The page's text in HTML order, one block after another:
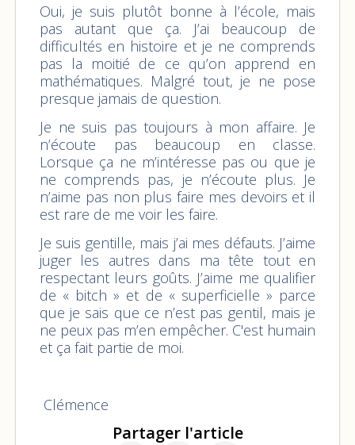
Oui, je suis plutôt bonne à l’école, mais
pas autant que ça. J’ai beaucoup de
difficultés en histoire et je ne comprends
pas la moitié de ce qu’on apprend en
mathématiques. Malgré tout, je ne pose
presque jamais de question.
Je ne suis pas toujours à mon affaire. Je
n’écoute pas beaucoup en classe.
Lorsque ça ne m’intéresse pas ou que je
ne comprends pas, je n’écoute plus. Je
n’aime pas non plus faire mes devoirs et il
est rare de me voir les faire.
Je suis gentille, mais j’ai mes défauts. J’aime
juger les autres dans ma tête tout en
respectant leurs goûts. J’aime me qualifier
de « bitch » et de « superficielle » parce
que je sais que ce n’est pas gentil, mais je
ne peux pas m’en empêcher. C'est humain
et ça fait partie de moi.
Clémence
Partager l'article